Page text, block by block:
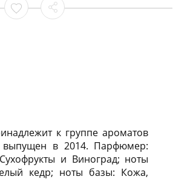
к группе ароматов
в 2014. Парфюмер:
и Виноград; ноты
кедр; ноты базы: Кожа,